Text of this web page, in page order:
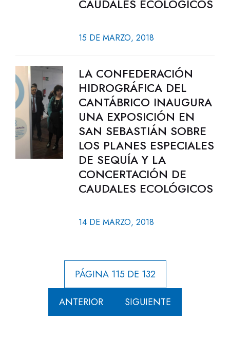
CAUDALES ECOLÓGICOS
15 DE MARZO, 2018
LA CONFEDERACIÓN
HIDROGRÁFICA DEL
CANTÁBRICO INAUGURA
UNA EXPOSICIÓN EN
SAN SEBASTIÁN SOBRE
LOS PLANES ESPECIALES
DE SEQUÍA Y LA
CONCERTACIÓN DE
CAUDALES ECOLÓGICOS
14 DE MARZO, 2018
PÁGINA 115 DE 132
ANTERIOR SIGUIENTE